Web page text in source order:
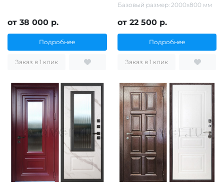
от 38 000 р.
Подробнее
Заказ в 1 клик
Базовый размер: 2000х800 мм
от 22 500 р.
Подробнее
Заказ в 1 клик